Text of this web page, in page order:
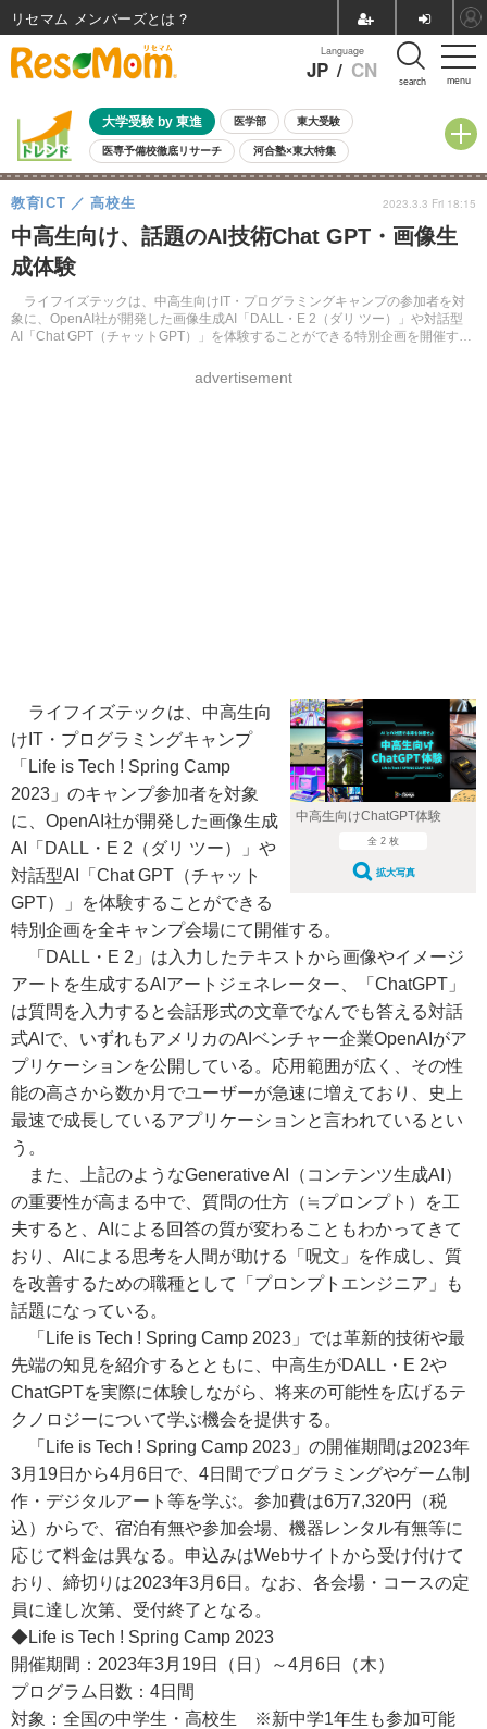
menu
Language
JP / CN search
大学受験 by 東進 医学部 東大受験
医専予備校徹底リサーチ 河合塾×東大特集
親子で考える大学選び 高校受験 中学受験 小学校受験
共通テスト 夏休み
8月開催イベント・WS 全国公立高校 過去問 人気記事
自由研究教材（小学生向け）
中高生向け、話題のAI技術Chat GPT・画像生
成体験
ライフイズテックは、中高生向けIT・プログラミングキャンプの参加者を対
象に、OpenAI社が開発した画像生成AI「DALL・E 2（ダリ ツー）」や対話型
AI「Chat GPT（チャットGPT）」を体験することができる特別企画を開催す
教育ICT 高校生
advertisement
2023.3.3 Fri 18:15
中高生向けChatGPT体験
全 2 枚
拡大写真
ライフイズテックは、中高生向
けIT・プログラミングキャンプ
「Life is Tech ! Spring Camp
2023」のキャンプ参加者を対象
に、OpenAI社が開発した画像生成
AI「DALL・E 2（ダリ ツー）」や
対話型AI「Chat GPT（チャット
GPT）」を体験することができる
特別企画を全キャンプ会場にて開催する。
「DALL・E 2」は入力したテキストから画像やイメージ
アートを生成するAIアートジェネレーター、「ChatGPT」
は質問を入力すると会話形式の文章でなんでも答える対話
式AIで、いずれもアメリカのAIベンチャー企業OpenAIがア
プリケーションを公開している。応用範囲が広く、その性
能の高さから数か月でユーザーが急速に増えており、史上
最速で成長しているアプリケーションと言われているとい
う。
また、上記のようなGenerative AI（コンテンツ生成AI）
の重要性が高まる中で、質問の仕方（≒プロンプト）を工
夫すると、AIによる回答の質が変わることもわかってきて
おり、AIによる思考を人間が助ける「呪文」を作成し、質
を改善するための職種として「プロンプトエンジニア」も
話題になっている。
「Life is Tech ! Spring Camp 2023」では革新的技術や最
先端の知見を紹介するとともに、中高生がDALL・E 2や
ChatGPTを実際に体験しながら、将来の可能性を広げるテ
クノロジーについて学ぶ機会を提供する。
「Life is Tech ! Spring Camp 2023」の開催期間は2023年
3月19日から4月6日で、4日間でプログラミングやゲーム制
作・デジタルアート等を学ぶ。参加費は6万7,320円（税
込）からで、宿泊有無や参加会場、機器レンタル有無等に
応じて料金は異なる。申込みはWebサイトから受け付けて
おり、締切りは2023年3月6日。なお、各会場・コースの定
員に達し次第、受付終了となる。
◆Life is Tech ! Spring Camp 2023
開催期間：2023年3月19日（日）～4月6日（木）
プログラム日数：4日間
対象：全国の中学生・高校生 ※新中学1年生も参加可能
リセマム メンバーズ